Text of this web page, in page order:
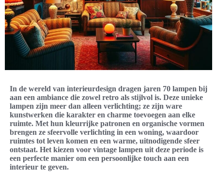
In de wereld van interieurdesign dragen jaren 70 lampen bij
aan een ambiance die zowel retro als stijlvol is. Deze unieke
lampen zijn meer dan alleen verlichting; ze zijn ware
kunstwerken die karakter en charme toevoegen aan elke
ruimte. Met hun kleurrijke patronen en organische vormen
brengen ze sfeervolle verlichting in een woning, waardoor
ruimtes tot leven komen en een warme, uitnodigende sfeer
ontstaat. Het kiezen voor vintage lampen uit deze periode is
een perfecte manier om een persoonlijke touch aan een
interieur te geven.